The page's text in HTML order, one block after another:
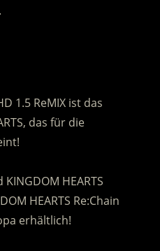
1.5 ReMIX ist das
das für die
HEARTS
HEARTS Re:Chain
erhältlich!